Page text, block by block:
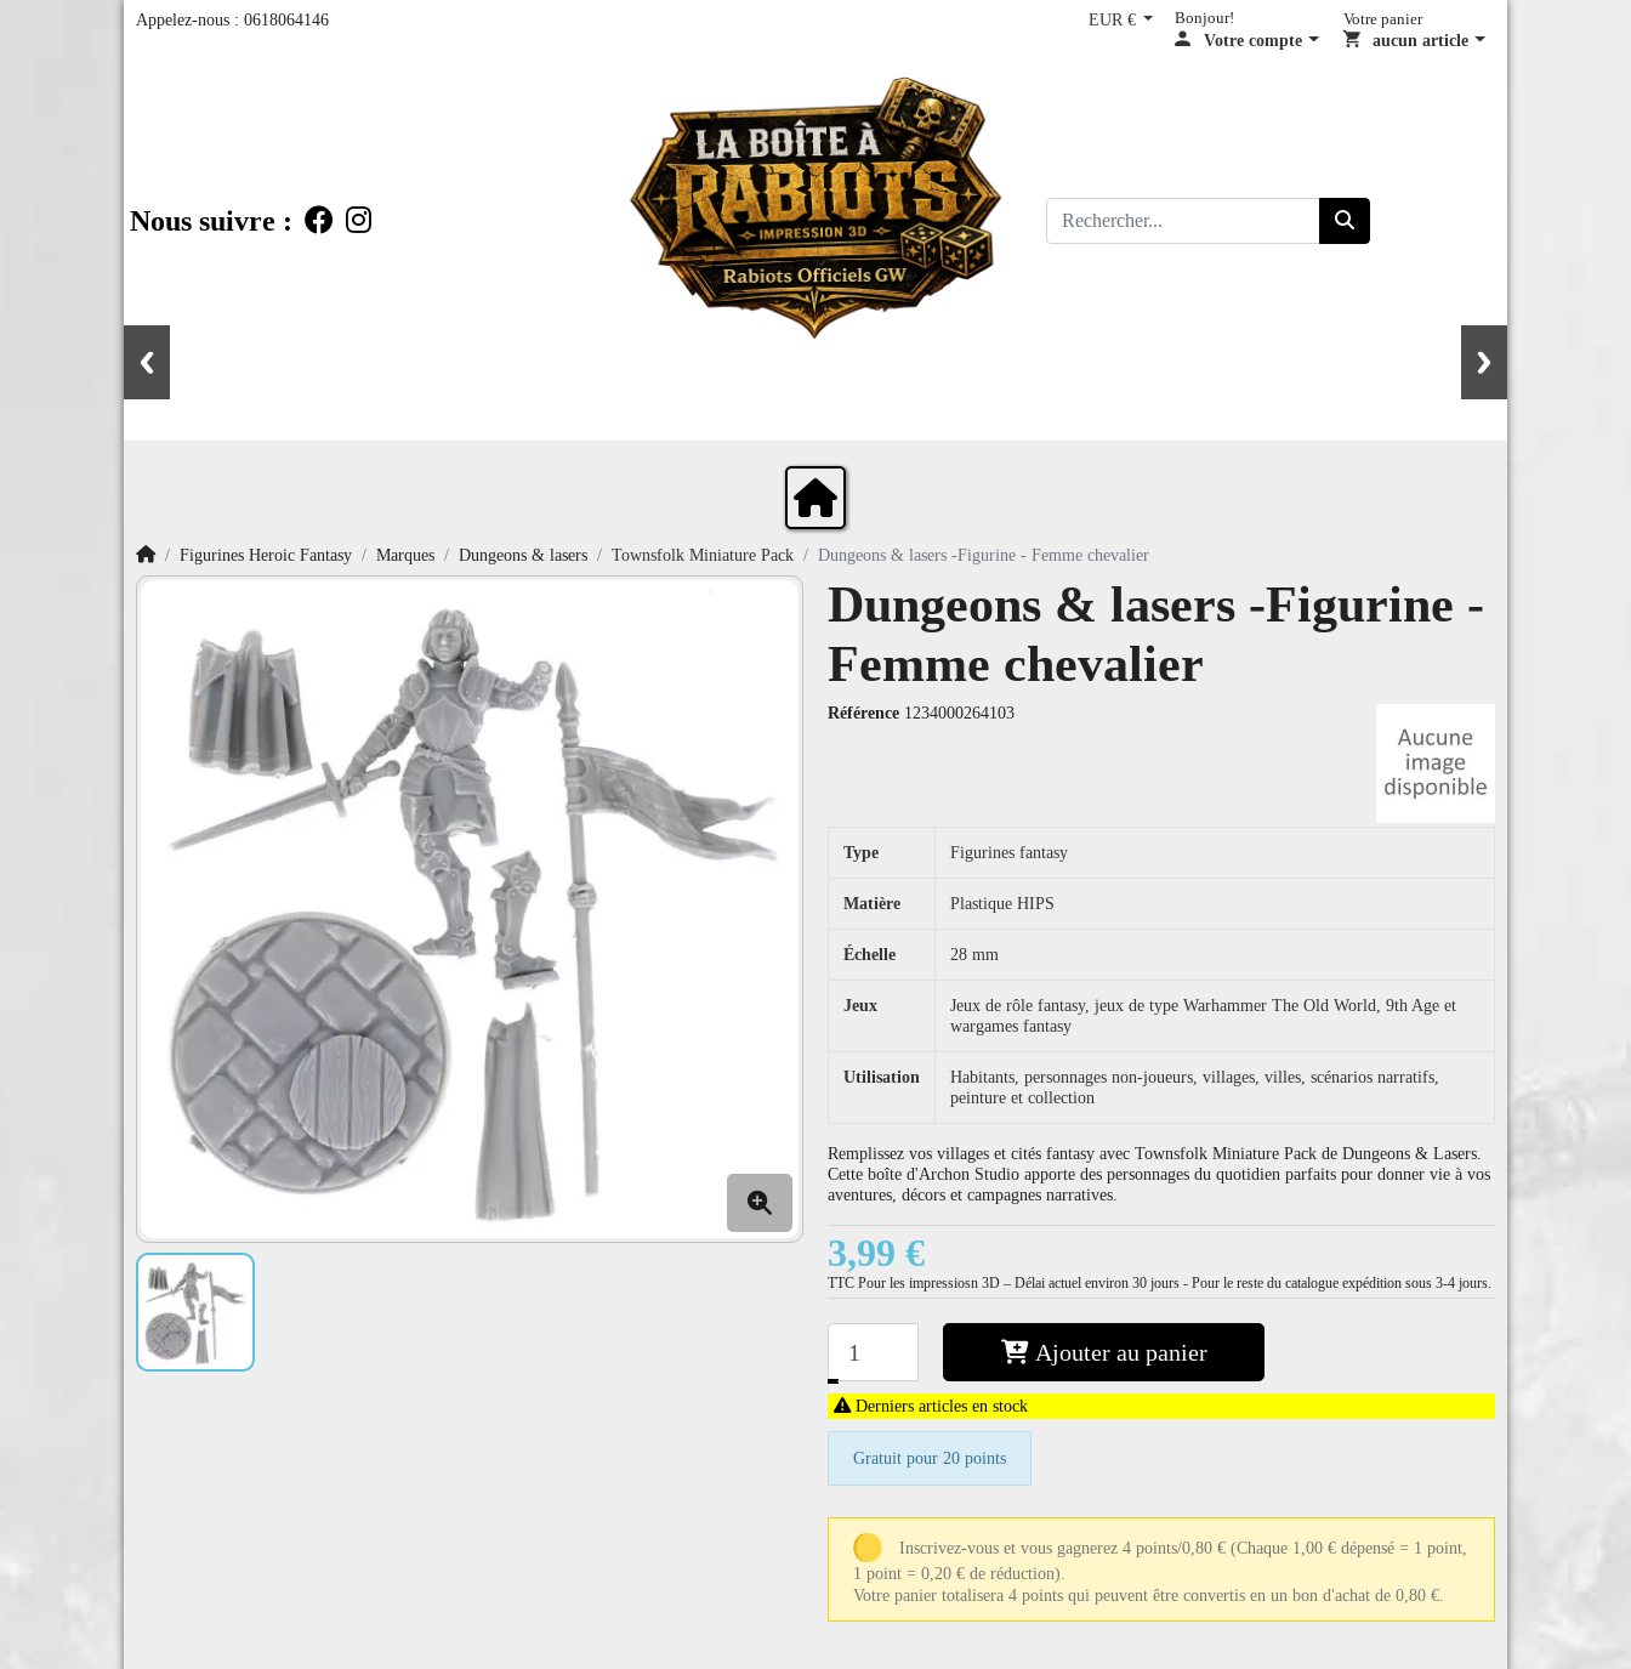
Appelez-nous : 0618064146 EUR € Bonjour!
Votre compte
Votre panier
aucun article
Nous suivre :
AccueilFigurines Heroic Fantasy Marques Dungeons & lasers Townsfolk Miniature Pack Dungeons & lasers -Figurine - Femme chevalier
Dungeons & lasers -Figurine -
Femme chevalier
Référence 1234000264103
Type Figurines fantasy
Matière Plastique HIPS
Échelle 28 mm
Jeux
Jeux de rôle fantasy, jeux de type Warhammer The Old World, 9th Age et
wargames fantasy
Utilisation
Habitants, personnages non-joueurs, villages, villes, scénarios narratifs,
peinture et collection
Remplissez vos villages et cités fantasy avec Townsfolk Miniature Pack de Dungeons & Lasers.
Cette boîte d'Archon Studio apporte des personnages du quotidien parfaits pour donner vie à vos
aventures, décors et campagnes narratives.
3,99 €
TTC Pour les impressiosn 3D – Délai actuel environ 30 jours - Pour le reste du catalogue expédition sous 3-4 jours.
+
−
Ajouter au panier
Derniers articles en stock
Gratuit pour 20 points
Inscrivez-vous et vous gagnerez 4 points/0,80 € (Chaque 1,00 € dépensé = 1 point,
1 point = 0,20 € de réduction).
Votre panier totalisera 4 points qui peuvent être convertis en un bon d'achat de 0,80 €.